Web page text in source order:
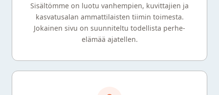
Sisältömme on luotu vanhempien, kuvittajien ja
kasvatusalan ammattilaisten tiimin toimesta.
Jokainen sivu on suunniteltu todellista perhe-
elämää ajatellen.